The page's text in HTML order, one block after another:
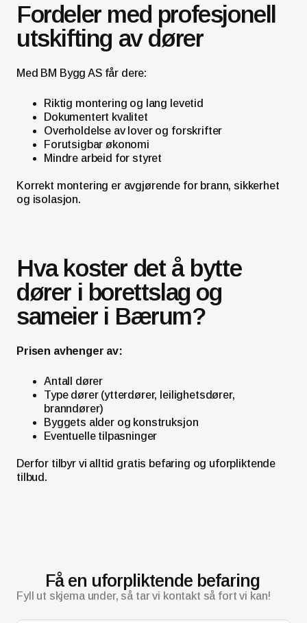
Fordeler med profesjonell
utskifting av dører
Med BM Bygg AS får dere:
Riktig montering og lang levetid
Dokumentert kvalitet
Overholdelse av lover og forskrifter
Forutsigbar økonomi
Mindre arbeid for styret
Korrekt montering er avgjørende for brann, sikkerhet
og isolasjon.
Hva koster det å bytte
dører i borettslag og
sameier i Bærum?
Prisen avhenger av:
Antall dører
Type dører (ytterdører, leilighetsdører,
branndører)
Byggets alder og konstruksjon
Eventuelle tilpasninger
Derfor tilbyr vi alltid gratis befaring og uforpliktende
tilbud.
Få en uforpliktende befaring
Fyll ut skjema under, så tar vi kontakt så fort vi kan!